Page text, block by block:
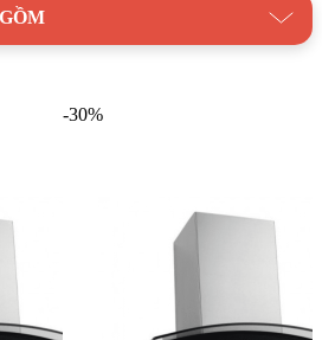
Động cơ tiết kiệm điện năng giúp
KF-FL70RH là một sản phẩm
gian bếp của bạn. Với thiết kế đẹp
Máy Hút Mùi
-30%